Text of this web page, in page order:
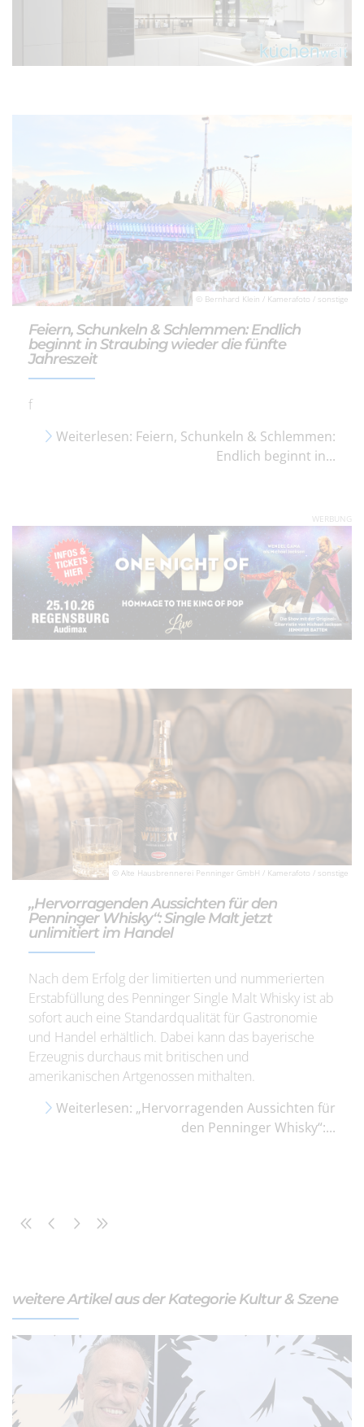
© Bernhard Klein / Kamerafoto / sonstige
Feiern, Schunkeln & Schlemmen: Endlich
beginnt in Straubing wieder die fünfte
Jahreszeit
f
Weiterlesen: Feiern, Schunkeln & Schlemmen:
Endlich beginnt in...
WERBUNG
© Alte Hausbrennerei Penninger GmbH / Kamerafoto / sonstige
„Hervorragenden Aussichten für den
Penninger Whisky“: Single Malt jetzt
unlimitiert im Handel
Nach dem Erfolg der limitierten und nummerierten
Erstabfüllung des Penninger Single Malt Whisky ist ab
sofort auch eine Standardqualität für Gastronomie
und Handel erhältlich. Dabei kann das bayerische
Erzeugnis durchaus mit britischen und
amerikanischen Artgenossen mithalten.
Weiterlesen: „Hervorragenden Aussichten für
den Penninger Whisky“:...
weitere Artikel aus der Kategorie Kultur & Szene